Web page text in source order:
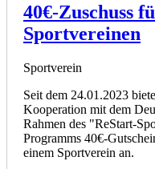
40€-Zuschuss
Sportvereinen
Sportverein
Seit dem 24.01.2023
Kooperation mit dem
Rahmen des "ReStart-
Programms 40€-
einem Sportverein an.